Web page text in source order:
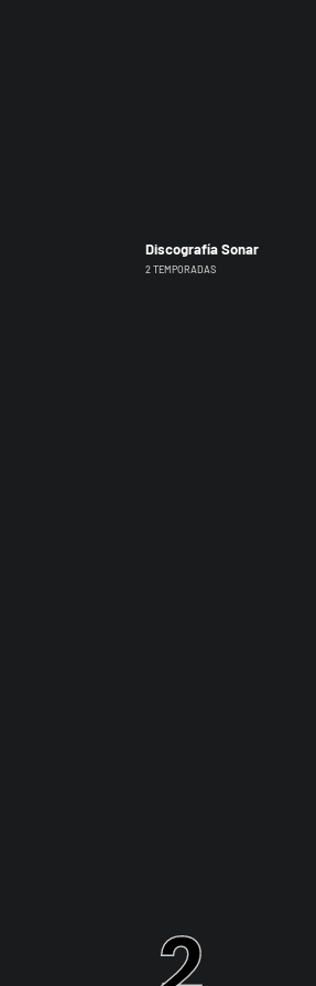
Discografía Sonar
2 TEMPORADAS